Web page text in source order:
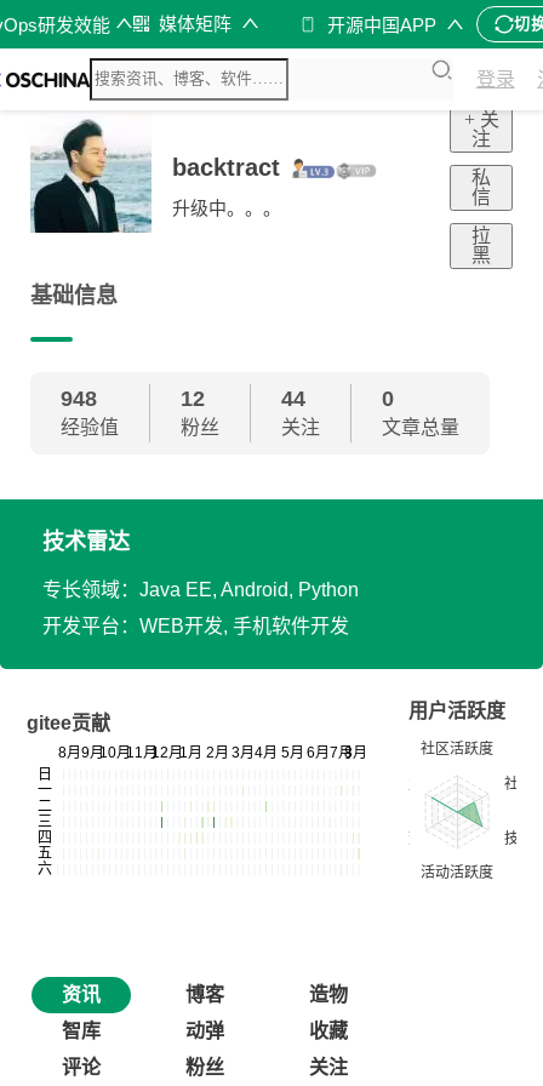
研发效能 媒体矩阵 开源中国APP 切
登录
backtract
升级中。。。
+ 关
注
私
信
拉
黑
基础信息
948
经验值
12
粉丝
44
关注
0
文章总量
技术雷达
专长领域：Java EE, Android, Python
开发平台：WEB开发, 手机软件开发
gitee贡献
用户活跃度
资讯 博客
造物
智库
动弹
收藏
评论
粉丝 关注